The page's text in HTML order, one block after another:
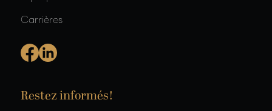
Carrières
Restez informés!